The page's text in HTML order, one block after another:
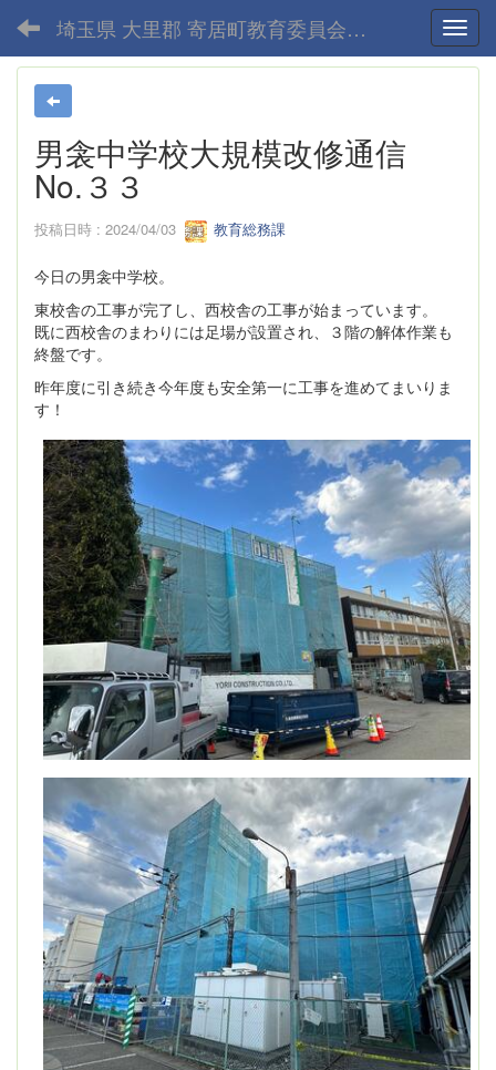
埼玉県 大里郡 寄居町教育委員会-home
男衾中学校大規模改修通信
No.３３
投稿日時 : 2024/04/03 教育総務課
今日の男衾中学校。
東校舎の工事が完了し、西校舎の工事が始まっています。
既に西校舎のまわりには足場が設置され、３階の解体作業も
終盤です。
昨年度に引き続き今年度も安全第一に工事を進めてまいりま
す！